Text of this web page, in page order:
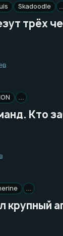
Skadoodle
трёх
…
Кто
…
крупный